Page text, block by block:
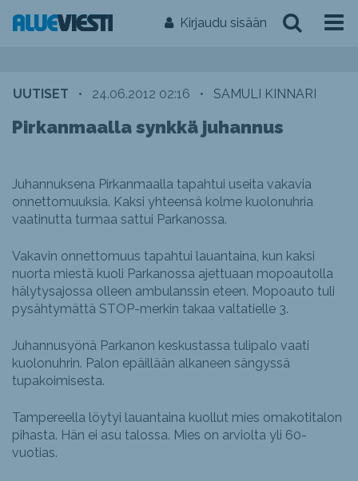
Kirjaudu sisään
UUTISET • 24.06.2012 02:16 • SAMULI KINNARI
Pirkanmaalla synkkä juhannus
Juhannuksena Pirkanmaalla tapahtui useita vakavia
onnettomuuksia. Kaksi yhteensä kolme kuolonuhria
vaatinutta turmaa sattui Parkanossa.
Vakavin onnettomuus tapahtui lauantaina, kun kaksi
nuorta miestä kuoli Parkanossa ajettuaan mopoautolla
hälytysajossa olleen ambulanssin eteen. Mopoauto tuli
pysähtymättä STOP-merkin takaa valtatielle 3.
Juhannusyönä Parkanon keskustassa tulipalo vaati
kuolonuhrin. Palon epäillään alkaneen sängyssä
tupakoimisesta.
Tampereella löytyi lauantaina kuollut mies omakotitalon
pihasta. Hän ei asu talossa. Mies on arviolta yli 60-
vuotias.